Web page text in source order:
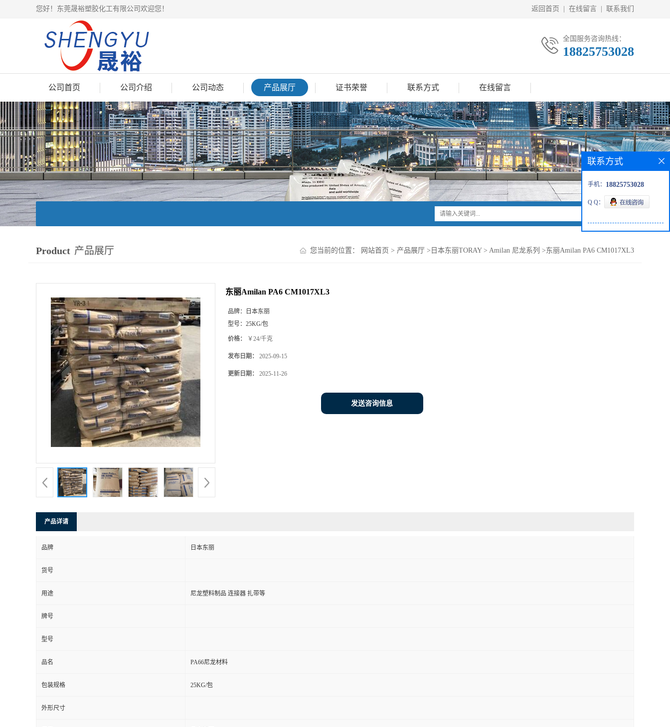
您好！东莞晟裕塑胶化工有限公司欢迎您！ 返回首页 在线留言 联系我们
全国服务咨询热线：
18825753028
公司首页 公司介绍 公司动态 产品展厅 证书荣誉 联系方式 在线留言
Product 产品展厅 您当前的位置： 网站首页 > 产品展厅 > 日本东丽TORAY> Amilan 尼龙系列 >东丽Amilan PA6 CM1017XL3
东丽Amilan PA6 CM1017XL3
品牌：
日本东丽
型号： 25KG/包
价格： ￥24/千克
发布日期： 2025-09-15
更新日期： 2025-11-26
发送咨询信息
产品详请
品牌 日本东丽
货号
用途 尼龙塑料制品 连接器 扎带等
牌号
型号
品名 PA66尼龙材料
包装规格 25KG/包
外形尺寸
联系方式
手机： 18825753028
Q Q：